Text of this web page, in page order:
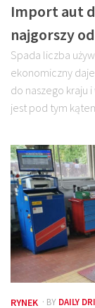
Import aut
najgorszy
Spada liczba
ekonomiczny
do naszego kraju
jest pod tym
RYNEK · BY DAILY